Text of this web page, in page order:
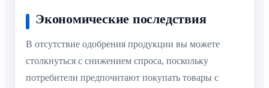
Экономические последствия
В отсутствие одобрения продукции вы можете
столкнуться с снижением спроса, поскольку
потребители предпочитают покупать товары с